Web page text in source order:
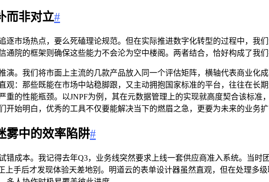
而非对立#
市场热点，要么死磕理论规范。但在实际推进数字化转型的过程中，我们
院的框架则确保这些能力不会沦为空中楼阁。两者结合，恰好构成了我们
演。我们将市面上主流的几款产品放入同一个评估矩阵，横轴代表商业化
观：那些既能在市场中站稳脚跟，又主动拥抱国家标准的平台，往往在长
重的性能瓶颈。以JNPF为例，其在元数据管理上的实现就高度契合该标
开始明白，优秀的工具不仅要能解决当下的燃眉之急，更要为未来的业务扩
雾中的效率陷阱#
错成本。我记得去年Q3，业务线突然要求上线一套供应商准入系统。当
上手后才发现体验天差地别。明道云的表单设计器虽然直观，但在处理多